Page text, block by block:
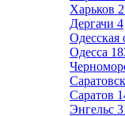
Харьков
Дергачи 4
Одесская
Одесса
Саратов
Энгельс